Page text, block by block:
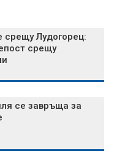
срещу Лудогорец:
срещу
се завръща за